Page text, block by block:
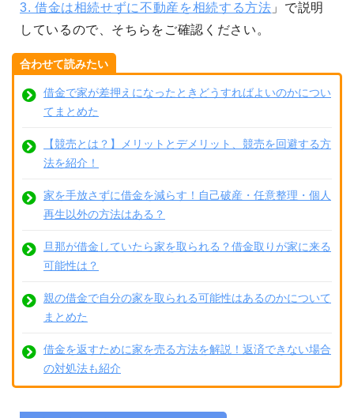
3. 借金は相続せずに不動産を相続する方法 」で説明
しているので、そちらをご確認ください。
合わせて読みたい
借金で家が差押えになったときどうすればよいのかについ
てまとめた
【競売とは？】メリットとデメリット、競売を回避する方
法を紹介！
家を手放さずに借金を減らす！自己破産・任意整理・個人
再生以外の方法はある？
旦那が借金していたら家を取られる？借金取りが家に来る
可能性は？
親の借金で自分の家を取られる可能性はあるのかについて
まとめた
借金を返すために家を売る方法を解説！返済できない場合
の対処法も紹介